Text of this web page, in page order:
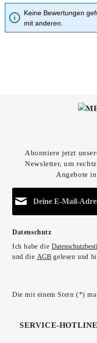
Keine Bewertungen
mit anderen.
Abonniere jetzt
Newsletter, um
Angebote
Datenschutz
Ich habe die
und die AGBgelesen und
Die mit einem Stern (*)
SERVICE-HOTLINE